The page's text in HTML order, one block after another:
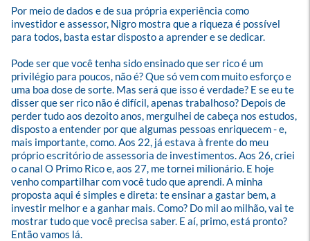
Por meio de dados e de sua própria experiência como
investidor e assessor, Nigro mostra que a riqueza é possível
para todos, basta estar disposto a aprender e se dedicar.
Pode ser que você tenha sido ensinado que ser rico é um
privilégio para poucos, não é? Que só vem com muito esforço e
uma boa dose de sorte. Mas será que isso é verdade? E se eu te
disser que ser rico não é difícil, apenas trabalhoso? Depois de
perder tudo aos dezoito anos, mergulhei de cabeça nos estudos,
disposto a entender por que algumas pessoas enriquecem - e,
mais importante, como. Aos 22, já estava à frente do meu
próprio escritório de assessoria de investimentos. Aos 26, criei
o canal O Primo Rico e, aos 27, me tornei milionário. E hoje
venho compartilhar com você tudo que aprendi. A minha
proposta aqui é simples e direta: te ensinar a gastar bem, a
investir melhor e a ganhar mais. Como? Do mil ao milhão, vai te
mostrar tudo que você precisa saber. E aí, primo, está pronto?
Então vamos lá.